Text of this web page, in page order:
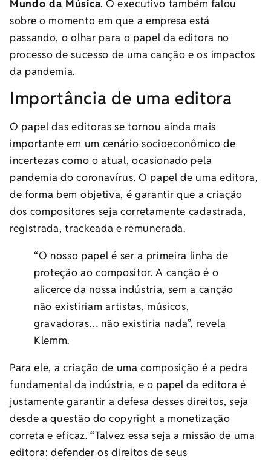
Mundo da Música. O executivo também falou
sobre o momento em que a empresa está
passando, o olhar para o papel da editora no
processo de sucesso de uma canção e os impactos
da pandemia.
Importância de uma editora
O papel das editoras se tornou ainda mais
importante em um cenário socioeconômico de
incertezas como o atual, ocasionado pela
pandemia do coronavírus. O papel de uma editora,
de forma bem objetiva, é garantir que a criação
dos compositores seja corretamente cadastrada,
registrada, trackeada e remunerada.
“O nosso papel é ser a primeira linha de
proteção ao compositor. A canção é o
alicerce da nossa indústria, sem a canção
não existiriam artistas, músicos,
gravadoras… não existiria nada”, revela
Klemm.
Para ele, a criação de uma composição é a pedra
fundamental da indústria, e o papel da editora é
justamente garantir a defesa desses direitos, seja
desde a questão do copyright a monetização
correta e eficaz. “Talvez essa seja a missão de uma
editora: defender os direitos de seus